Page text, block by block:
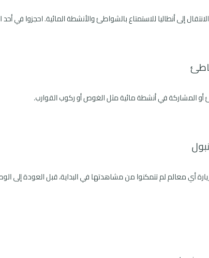
إلى أنطاليا للاستمتاع بالشواطئ والأنشطة المائية. احجزوا في أحد
المشاركة في أنشطة مائية مثل الغوص أو ركوب القوارب.
أي معالم لم تتمكنوا من مشاهدتها في البداية، قبل العودة إلى